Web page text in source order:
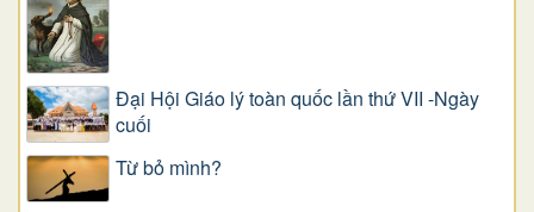
Đại Hội Giáo lý toàn quốc lần thứ VII -Ngày
cuối
Từ bỏ mình?